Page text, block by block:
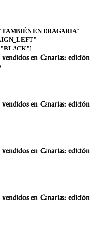
EN DRAGARIA"
en Canarias: edición
en Canarias: edición
en Canarias: edición
en Canarias: edición